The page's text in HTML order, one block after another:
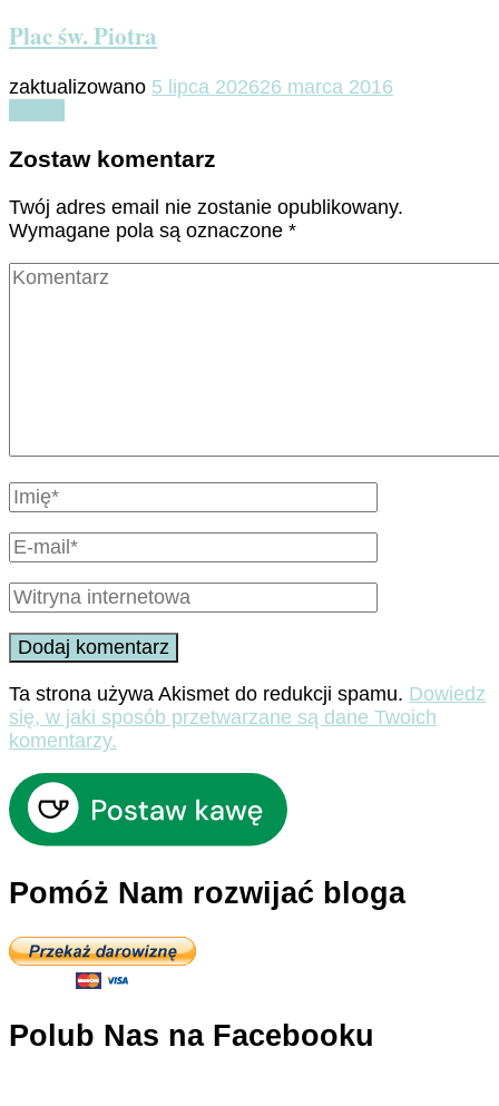
Plac św. Piotra
zaktualizowano 5 lipca 202626 marca 2016
Zostaw komentarz
Twój adres email nie zostanie opublikowany.
Wymagane pola są oznaczone *
Ta strona używa Akismet do redukcji spamu. Dowiedz
się, w jaki sposób przetwarzane są dane Twoich
komentarzy.
Pomóż Nam rozwijać bloga
Polub Nas na Facebooku